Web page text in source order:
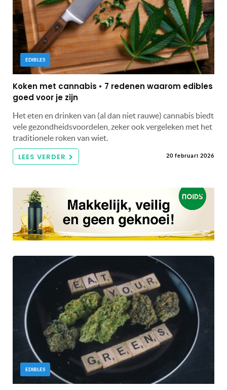
EDIBLES
Koken met cannabis • 7 redenen waarom edibles
goed voor je zijn
Het eten en drinken van (al dan niet rauwe) cannabis biedt
vele gezondheidsvoordelen, zeker ook vergeleken met het
traditionele roken van wiet.
LEES VERDER 20 februari 2026
EDIBLES